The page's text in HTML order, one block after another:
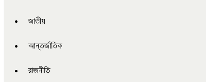
জাতীয়
আন্তর্জাতিক
রাজনীতি